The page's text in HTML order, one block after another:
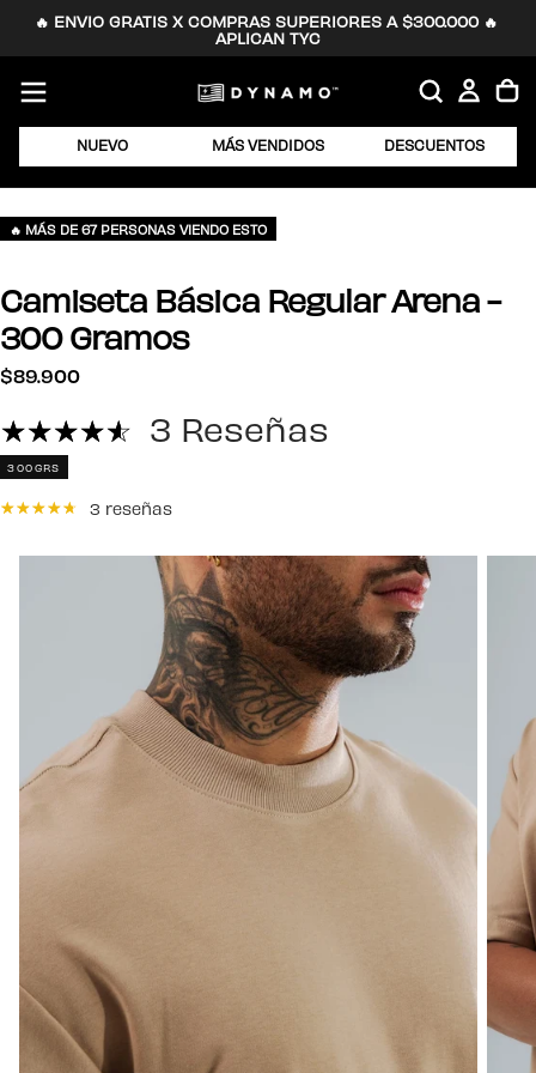
🔥 ENVIO GRATIS X COMPRAS SUPERIORES A $300.000 🔥
APLICAN TYC
SALTAR
NUEVO MÁS VENDIDOS DESCUENTOS
🔥 MÁS DE 67 PERSONAS VIENDO ESTO
Camiseta Básica Regular Arena -
300 Gramos
$89.900
Precio
$89.900
3 Reseñas
300GRS
3 reseñas